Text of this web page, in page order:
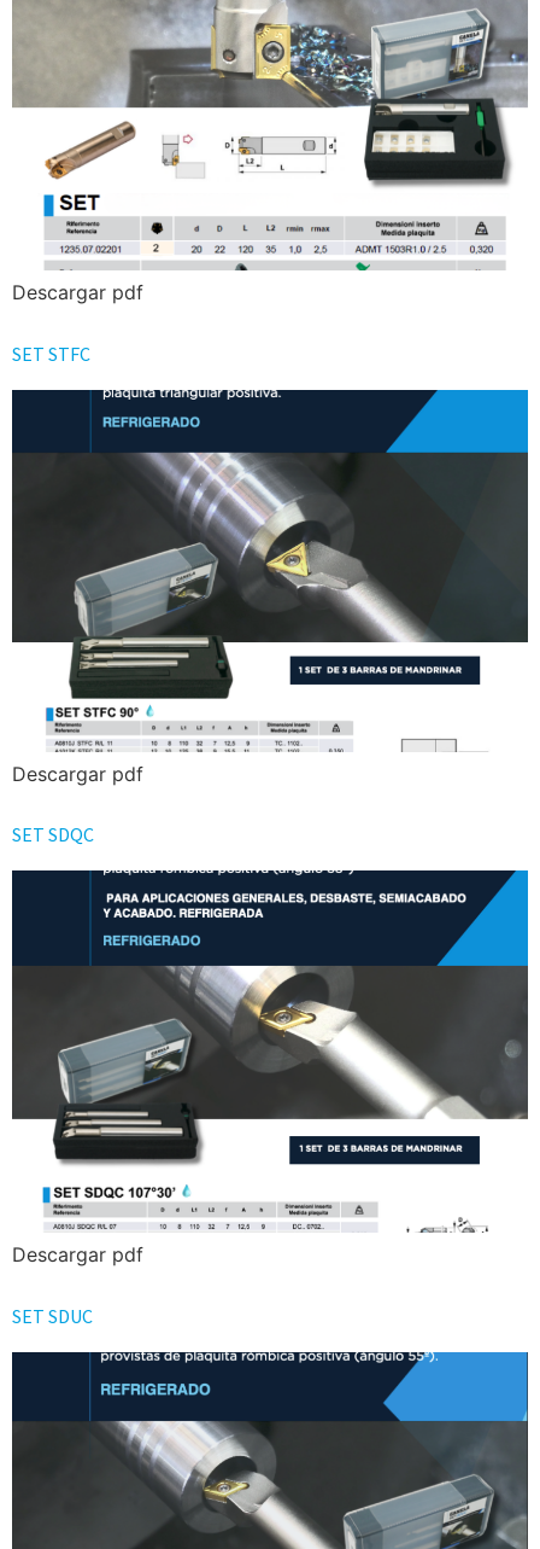
Descargar pdf
SET STFC
Descargar pdf
SET SDQC
Descargar pdf
SET SDUC